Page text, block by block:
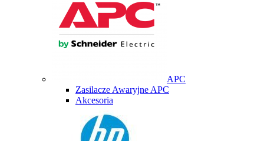
APC
Zasilacze Awaryjne APC
Akcesoria